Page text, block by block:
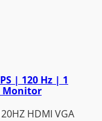
| 120 Hz | 1
Monitor
HDMI VGA